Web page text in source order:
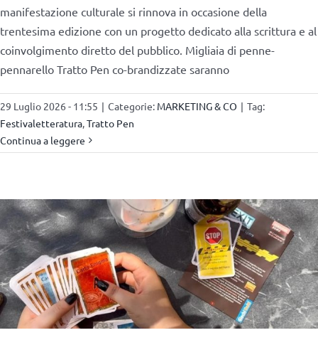
manifestazione culturale si rinnova in occasione della
trentesima edizione con un progetto dedicato alla scrittura e al
coinvolgimento diretto del pubblico. Migliaia di penne-
pennarello Tratto Pen co-brandizzate saranno
29 Luglio 2026 - 11:55 | Categorie: MARKETING & CO | Tag:
Festivaletteratura Tratto Pen
Continua a leggere